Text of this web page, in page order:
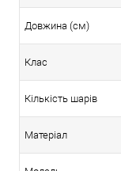
Довжина (см)
Клас
Кількість шарів
Матеріал